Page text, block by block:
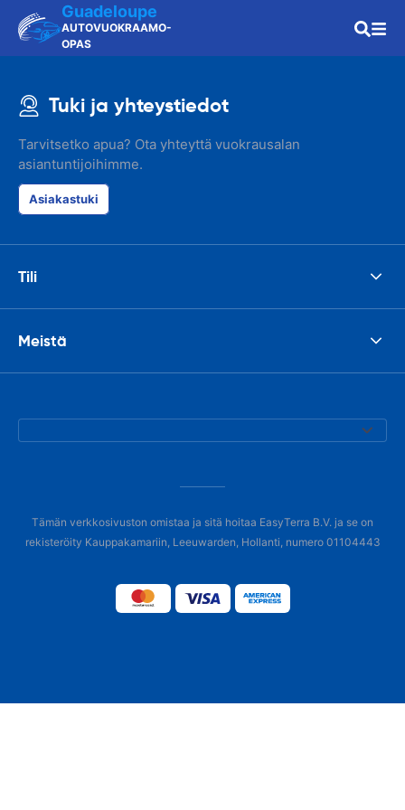
Guadeloupe
AUTOVUOKRAAMO-
OPAS
Tuki ja yhteystiedot
Tarvitsetko apua? Ota yhteyttä vuokrausalan
asiantuntijoihimme.
Asiakastuki
Tili
Meistä
Tämän verkkosivuston omistaa ja sitä hoitaa EasyTerra B.V. ja se on
rekisteröity Kauppakamariin, Leeuwarden, Hollanti, numero 01104443